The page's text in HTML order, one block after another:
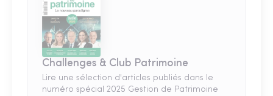
Challenges & Club Patrimoine
Lire une sélection d'articles publiés dans le
numéro spécial 2025 Gestion de Patrimoine